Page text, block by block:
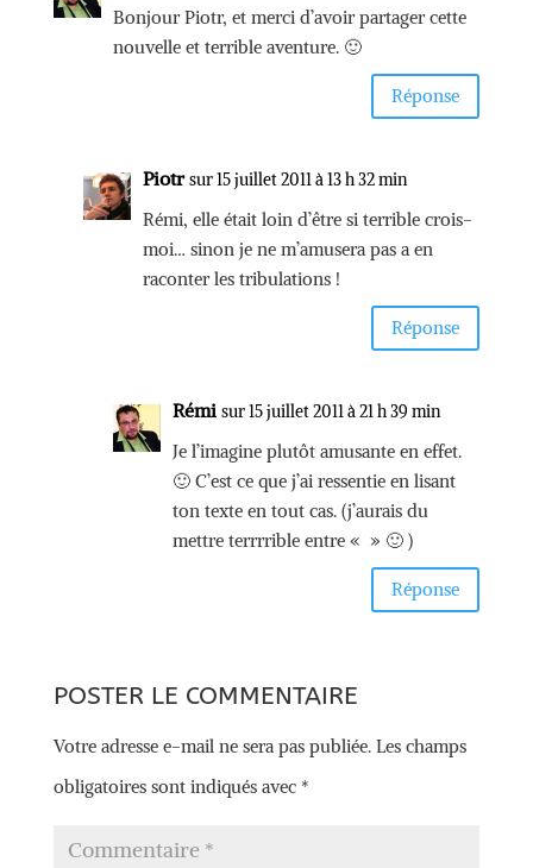
Bonjour Piotr, et merci d’avoir partager cette
nouvelle et terrible aventure. 🙂
Réponse
Piotr sur 15 juillet 2011 à 13 h 32 min
Rémi, elle était loin d’être si terrible crois-
moi… sinon je ne m’amusera pas a en
raconter les tribulations !
Réponse
Rémi sur 15 juillet 2011 à 21 h 39 min
Je l’imagine plutôt amusante en effet.
🙂 C’est ce que j’ai ressentie en lisant
ton texte en tout cas. (j’aurais du
mettre terrrrible entre « » 🙂 )
Réponse
POSTER LE COMMENTAIRE
Votre adresse e-mail ne sera pas publiée. Les champs
obligatoires sont indiqués avec *